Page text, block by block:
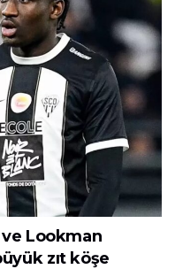
ve Lookman
zıt köşe